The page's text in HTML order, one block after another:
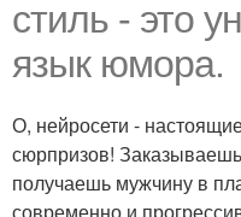
стиль - это
язык юмора.
О, нейросети -
сюрпризов!
получаешь мужчину в